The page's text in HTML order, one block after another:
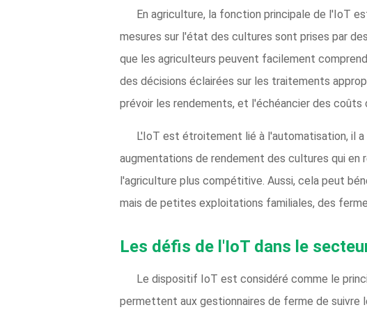
En agriculture, la fonction principale de l'IoT
mesures sur l'état des cultures sont prises par
que les agriculteurs peuvent facilement
des décisions éclairées sur les traitements
prévoir les rendements, et l'échéancier des
L'IoT est étroitement lié à l'automatisation, il
augmentations de rendement des cultures qui
l'agriculture plus compétitive. Aussi, cela peut
mais de petites exploitations familiales, des
Les défis de l'IoT dans le
Le dispositif IoT est considéré comme le
permettent aux gestionnaires de ferme de suivre